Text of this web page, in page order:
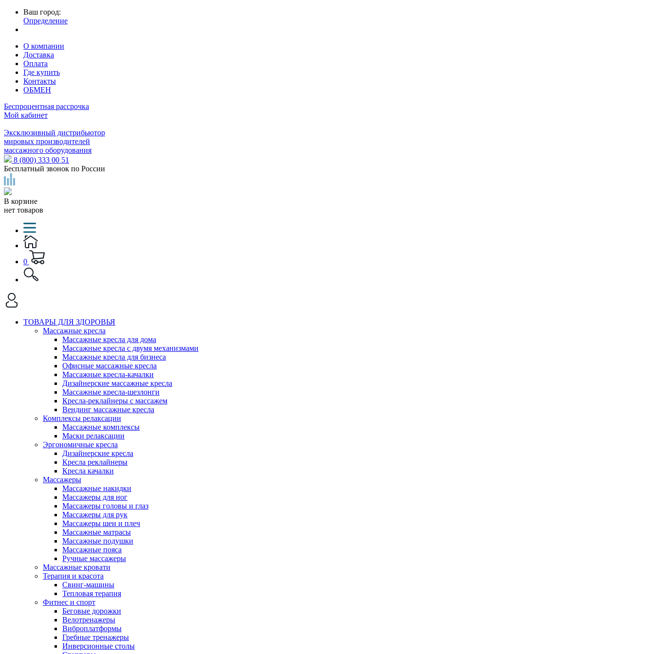
Ваш город:
Определение
О компании
Доставка
Оплата
Где купить
Контакты
ОБМЕН
Беспроцентная рассрочка
Мой кабинет
Эксклюзивный дистрибьютор
мировых производителей
массажного оборудования
8 (800) 333 00 51
Бесплатный звонок по России
В корзине
нет товаров
0
ТОВАРЫ ДЛЯ ЗДОРОВЬЯ
Массажные кресла
Массажные кресла для дома
Массажные кресла с двумя механизмами
Массажные кресла для бизнеса
Офисные массажные кресла
Массажные кресла-качалки
Дизайнерские массажные кресла
Массажные кресла-шезлонги
Кресла-реклайнеры с массажем
Вендинг массажные кресла
Комплексы релаксации
Массажные комплексы
Маски релаксации
Эргономичные кресла
Дизайнерские кресла
Кресла реклайнеры
Кресла качалки
Массажеры
Массажные накидки
Массажеры для ног
Массажеры головы и глаз
Массажеры для рук
Массажеры шеи и плеч
Массажные матрасы
Массажные подушки
Массажные пояса
Ручные массажеры
Массажные кровати
Терапия и красота
Свинг-машины
Тепловая терапия
Фитнес и спорт
Беговые дорожки
Велотренажеры
Виброплатформы
Гребные тренажеры
Инверсионные столы